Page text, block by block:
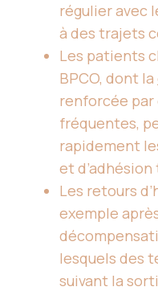
régulier avec
à des trajets
Les patients
BPCO, dont la
renforcée
fréquentes,
rapidement
et
Les retours
exemple
lesquels des
suivant la